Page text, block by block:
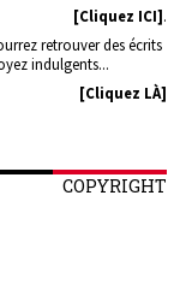
[Cliquez ICI].
retrouver des écrits
indulgents...
[Cliquez LÀ]
COPYRIGHT